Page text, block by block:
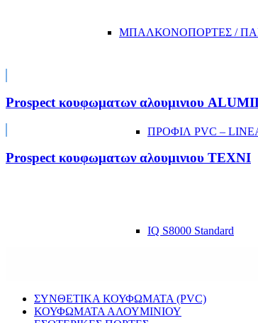
ΜΠΑΛΚΟΝΟΠΟΡΤΕΣ /
ΠΡΟΦΙΛ PVC –
IQ S8000 Standard
Prospect κουφωματων αλουμινιου
Prospect κουφωματων αλουμινιου TEXNI
ΣΥΝΘΕΤΙΚΑ ΚΟΥΦΩΜΑΤΑ (PVC)
ΚΟΥΦΩΜΑΤΑ ΑΛΟΥΜΙΝΙΟΥ